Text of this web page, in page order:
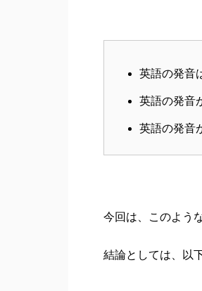
英語の発音
英語の発音
英語の発音
今回は、このよう
結論としては、以